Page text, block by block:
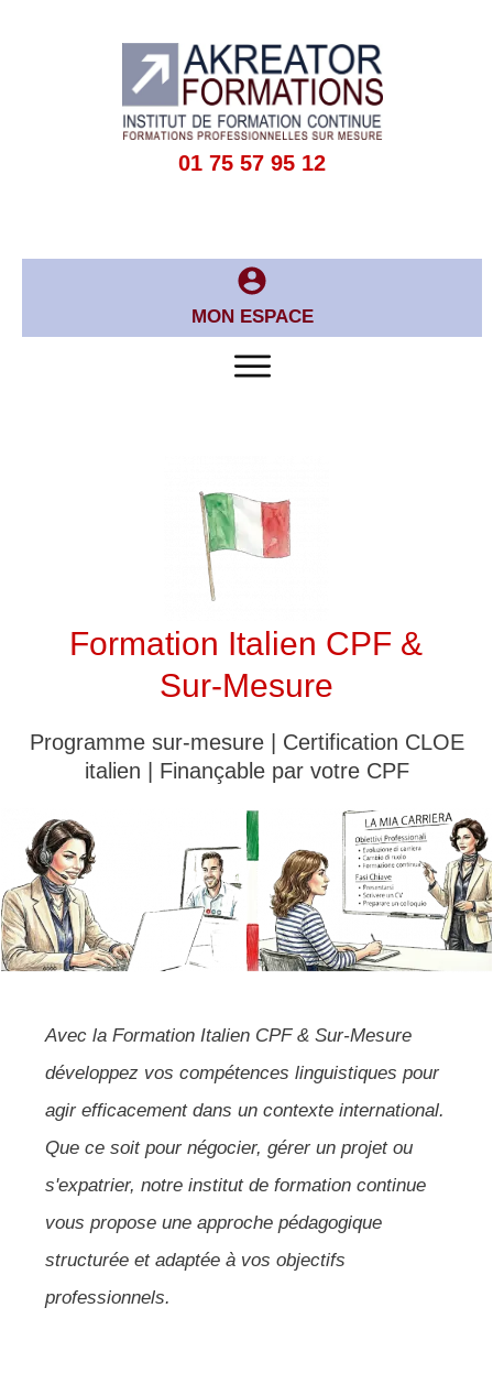
01 75 57 95 12
MON ESPACE
Formation Italien CPF &
Sur-Mesure
Programme sur-mesure | Certification CLOE
italien | Finançable par votre CPF
Avec la Formation Italien CPF & Sur-Mesure
développez vos compétences linguistiques pour
agir efficacement dans un contexte international.
Que ce soit pour négocier, gérer un projet ou
s'expatrier, notre institut de formation continue
vous propose une approche pédagogique
structurée et adaptée à vos objectifs
professionnels.